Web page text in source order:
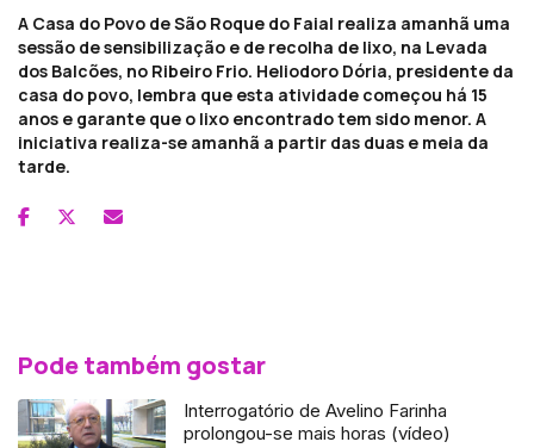
A Casa do Povo de São Roque do Faial realiza amanhã uma
sessão de sensibilização e de recolha de lixo, na Levada
dos Balcões, no Ribeiro Frio. Heliodoro Dória, presidente da
casa do povo, lembra que esta atividade começou há 15
anos e garante que o lixo encontrado tem sido menor. A
iniciativa realiza-se amanhã a partir das duas e meia da
tarde.
Pode também gostar
Interrogatório de Avelino Farinha
prolongou-se mais horas (vídeo)